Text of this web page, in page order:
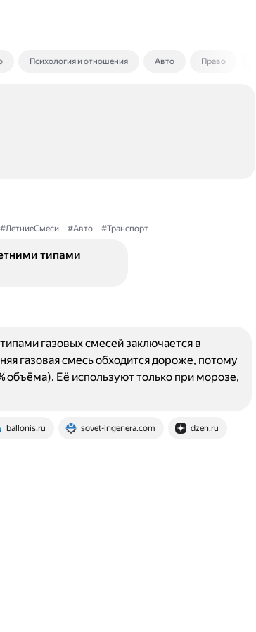
Психология и отношения Авто Право
#ЛетниеСмеси #Авто #Транспорт
типами
ballonis.ru sovet-ingenera.com dzen.ru
газовых смесей заключается в
газовая смесь обходится дороже, потому
объёма). Её используют только при морозе,